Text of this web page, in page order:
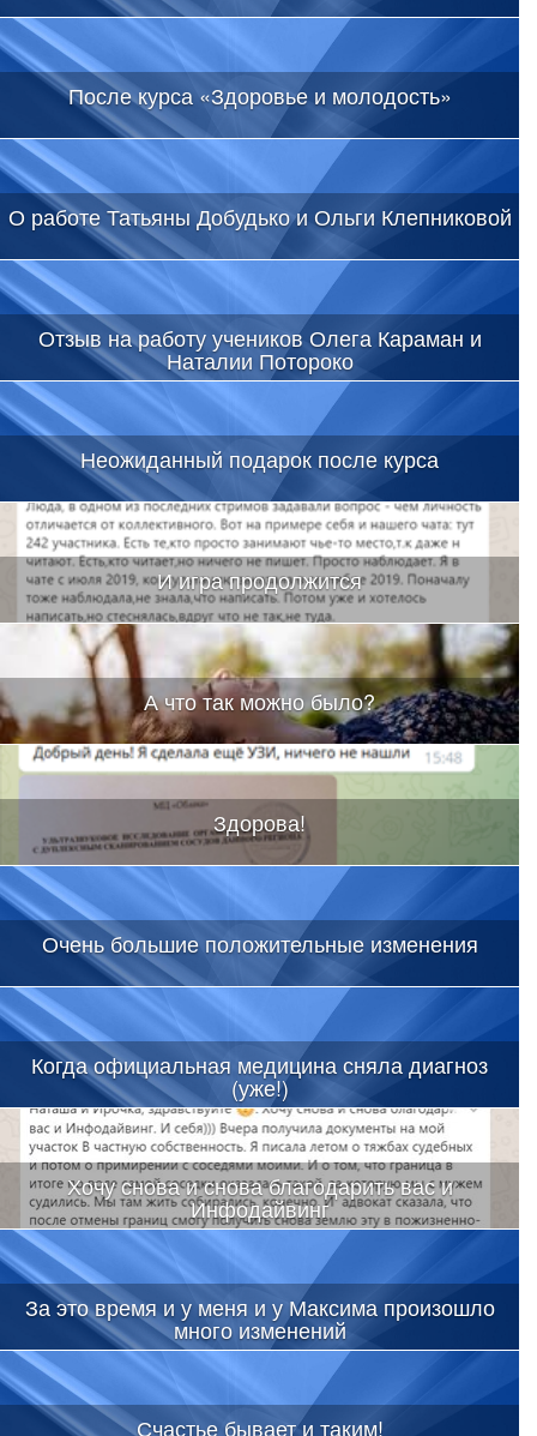
После курса «Здоровье и молодость»
О работе Татьяны Добудько и Ольги Клепниковой
Отзыв на работу учеников Олега Караман и
Наталии Потороко
Неожиданный подарок после курса
И игра продолжится
А что так можно было?
Здорова!
Очень большие положительные изменения
Когда официальная медицина сняла диагноз
(уже!)
Хочу снова и снова благодарить вас и
Инфодайвинг
За это время и у меня и у Максима произошло
много изменений
Счастье бывает и таким!